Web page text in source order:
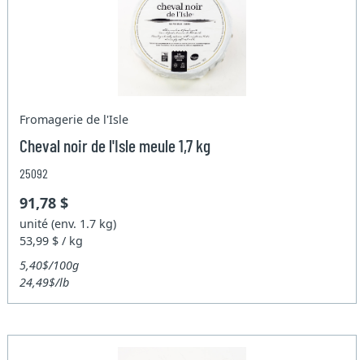
Fromagerie de l'Isle
Cheval noir de l'Isle meule 1,7 kg
25092
91,78 $
unité (env. 1.7 kg)
53,99 $ / kg
5,40$/100g
24,49$/lb